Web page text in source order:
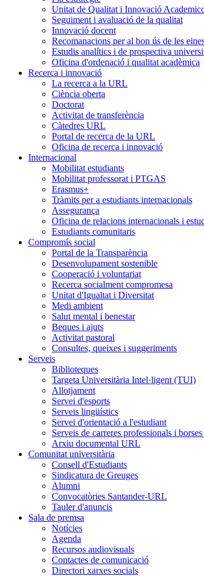
Unitat de Qualitat i Innovació
Seguiment i avaluació de la qualitat
Innovació docent
Recomanacions per al bon ús de les
Estudis analítics i de prospectiva
Oficina d'ordenació i qualitat acadèmica
Recerca i innovació
La recerca a la URL
Ciència oberta
Doctorat
Activitat de transferència
Càtedres URL
Portal de recerca de la URL
Oficina de recerca i innovació
Internacional
Mobilitat estudiants
Mobilitat professorat i PTGAS
Erasmus+
Tràmits per a estudiants internacionals
Assegurança
Oficina de relacions internacionals i
Estudiants comunitaris
Compromís social
Portal de la Transparència
Desenvolupament sostenible
Cooperació i voluntariat
Recerca socialment compromesa
Unitat d'Igualtat i Diversitat
Medi ambient
Salut mental i benestar
Beques i ajuts
Activitat pastoral
Consultes, queixes i suggeriments
Serveis
Biblioteques
Targeta Universitària Intel·ligent (TUI)
Allotjament
Servei d'esports
Serveis lingüístics
Servei d'orientació a l'estudiant
Serveis de carreres professionals i
Arxiu documental URL
Comunitat universitària
Consell d'Estudiants
Sindicatura de Greuges
Alumni
Convocatòries Santander-URL
Tauler d'anuncis
Sala de premsa
Notícies
Agenda
Recursos audiovisuals
Contactes de comunicació
Directori xarxes socials